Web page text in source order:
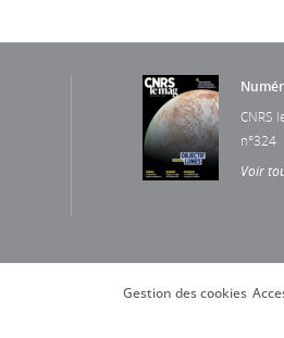
CNRS
n°324
Voir
Gestion des cookies